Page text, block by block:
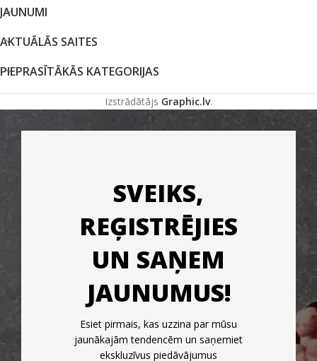
JAUNUMI
AKTUĀLĀS SAITES
PIEPRASĪTĀKĀS KATEGORIJAS
Izstrādātājs Graphic.lv.
SVEIKS,
REĢISTRĒJIES
UN SAŅEM
JAUNUMUS!
Esiet pirmais, kas uzzina par mūsu
jaunākajām tendencēm un saņemiet
ekskluzīvus piedāvājumus